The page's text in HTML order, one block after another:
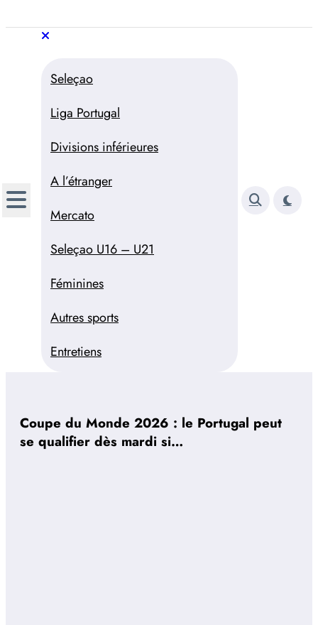
au
Trivela
L'actualité du football portugais
Seleçao
Liga Portugal
Divisions inférieures
A l’étranger
Mercato
Seleçao U16 – U21
Féminines
Autres sports
Entretiens
Coupe du Monde 2026 : le Portugal peut
se qualifier dès mardi si…